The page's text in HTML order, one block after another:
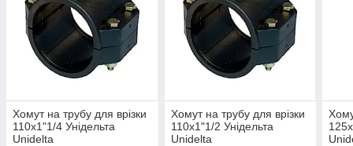
Хомут на трубу для врізки
110х1"1/4 Унідельта
Unidelta
Хомут на трубу для врізки
110х1"1/2 Унідельта
Unidelta